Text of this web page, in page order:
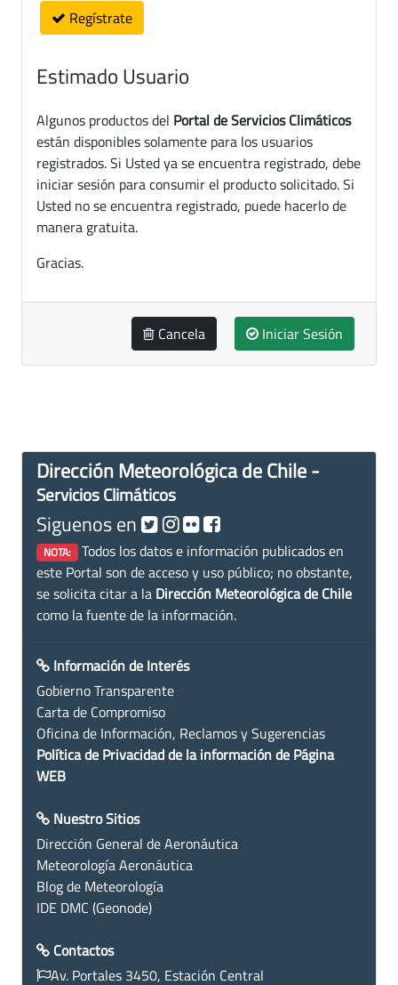
Regístrate
Estimado Usuario
Algunos productos del Portal de Servicios Climáticos
están disponibles solamente para los usuarios
registrados. Si Usted ya se encuentra registrado, debe
iniciar sesión para consumir el producto solicitado. Si
Usted no se encuentra registrado, puede hacerlo de
manera gratuita.
Gracias.
Cancela Iniciar Sesión
Dirección Meteorológica de Chile -
Servicios Climáticos
Siguenos en
NOTA: Todos los datos e información publicados en
este Portal son de acceso y uso público; no obstante,
se solicita citar a la Dirección Meteorológica de Chile
como la fuente de la información.
Información de Interés
Gobierno Transparente
Carta de Compromiso
Oficina de Información, Reclamos y Sugerencias
Política de Privacidad de la información de Página
WEB
Nuestro Sitios
Dirección General de Aeronáutica
Meteorología Aeronáutica
Blog de Meteorología
IDE DMC (Geonode)
Contactos
Av. Portales 3450, Estación Central